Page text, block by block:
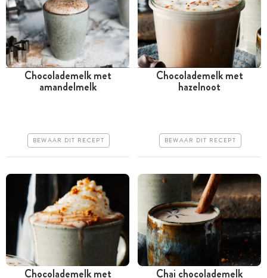
Minder dan 30 minuten
Erg makkelijk
Chocolademelk met
amandelmelk
BEWAAR DIT RECEPT
Tussen 30 minuten en 1
Chocolademelk met
hazelnoot
BEWAAR DIT RECEPT
Chocolademelk met Chai chocolademelk